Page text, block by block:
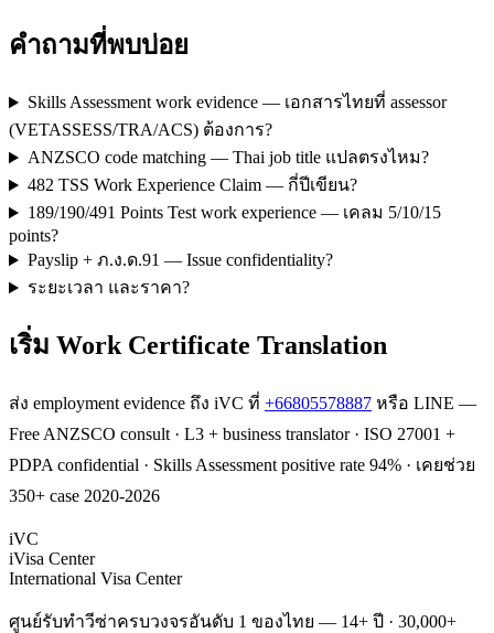
คำถามที่พบบ่อย
Skills Assessment work evidence — เอกสารไทยที่ assessor
(VETASSESS/TRA/ACS) ต้องการ?
ANZSCO code matching — Thai job title แปลตรงไหม?
482 TSS Work Experience Claim — กี่ปีเขียน?
189/190/491 Points Test work experience — เคลม 5/10/15
points?
Payslip + ภ.ง.ด.91 — Issue confidentiality?
ระยะเวลา และราคา?
เริ่ม Work Certificate Translation
ส่ง employment evidence ถึง iVC ที่ +66805578887 หรือ LINE —
Free ANZSCO consult · L3 + business translator · ISO 27001 +
PDPA confidential · Skills Assessment positive rate 94% · เคยช่วย
350+ case 2020-2026
iVC
iVisa Center
International Visa Center
ศูนย์รับทำวีซ่าครบวงจรอันดับ 1 ของไทย — 14+ ปี · 30,000+